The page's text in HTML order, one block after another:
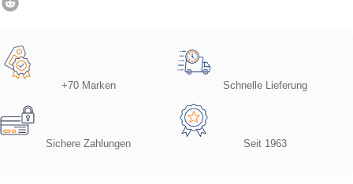
+70 Marken Schnelle Lieferung
Sichere Zahlungen Seit 1963